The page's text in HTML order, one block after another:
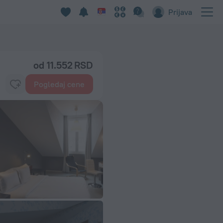
Prijava
od 11.552 RSD
Pogledaj cene